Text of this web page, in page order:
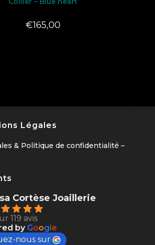
€165,00
Légales
& Politique de confidentialité–
Cortèse Joaillerie
119 avis
by Goog e
nous sur